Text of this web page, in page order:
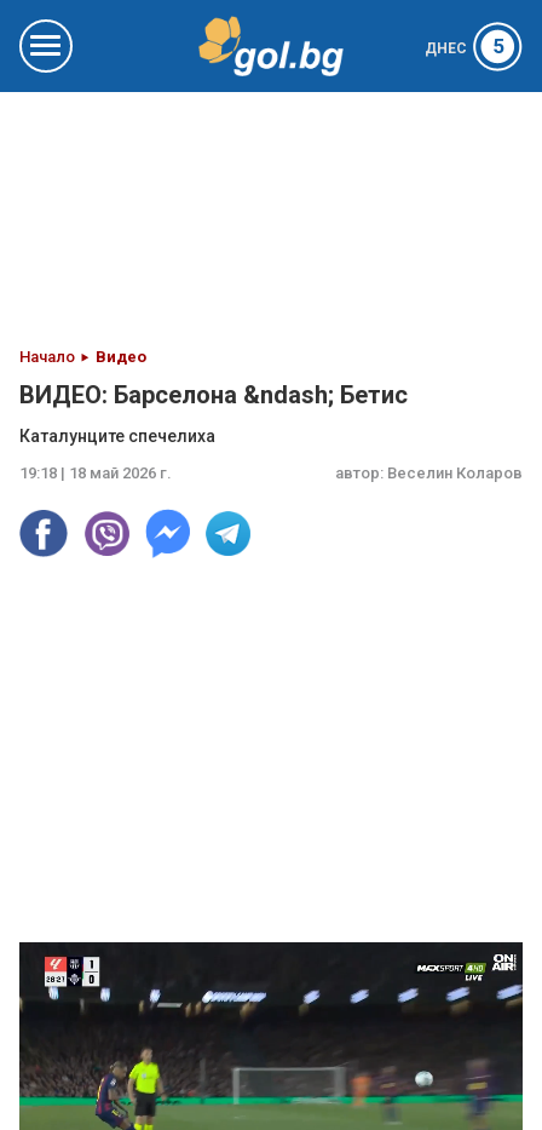
ДНЕС 5
Начало Видео
ВИДЕО: Барселона &ndash; Бетис
Каталунците спечелиха
19:18 | 18 май 2026 г. автор: Веселин Коларов